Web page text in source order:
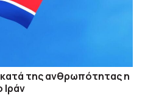
της ανθρωπότητας η